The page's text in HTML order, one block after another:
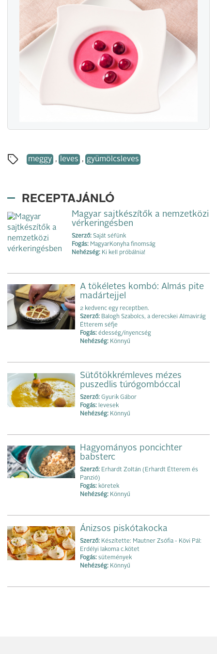
meggy , leves , gyümölcsleves
RECEPTAJÁNLÓ
Magyar sajtkészítők a nemzetközi
vérkeringésben
Szerző: Saját séfünk
Fogás: MagyarKonyha finomság
Nehézség: Ki kell próbálnia!
A tökéletes kombó: Almás pite
madártejjel
2 kedvenc egy receptben.
Szerző: Balogh Szabolcs, a derecskei Almavirág
Étterem séfje
Fogás: édesség/ínyencség
Nehézség: Könnyű
Sütőtökkrémleves mézes
puszedlis túrógombóccal
Szerző: Gyurik Gábor
Fogás: levesek
Nehézség: Könnyű
Hagyományos poncichter
babsterc
Szerző: Erhardt Zoltán (Erhardt Étterem és
Panzió)
Fogás: köretek
Nehézség: Könnyű
Ánizsos piskótakocka
Szerző: Készítette: Mautner Zsófia - Kövi Pál:
Erdélyi lakoma c.kötet
Fogás: sütemények
Nehézség: Könnyű